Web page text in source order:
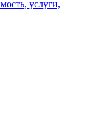
услуги,